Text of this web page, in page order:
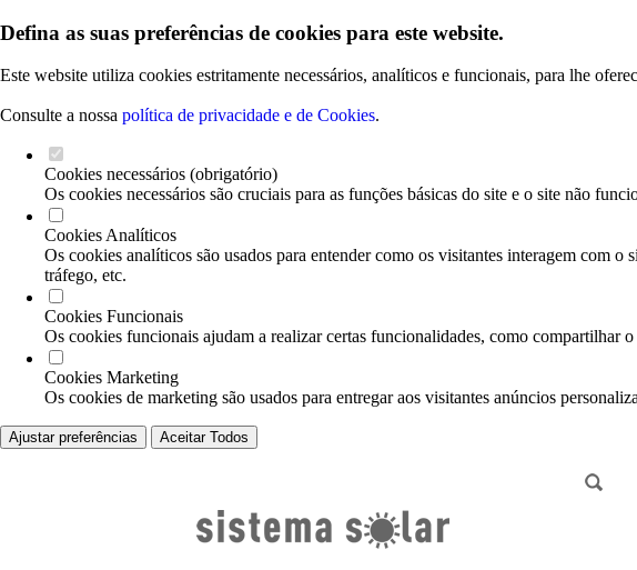
Defina as suas preferências de cookies para este website.
Este website utiliza cookies estritamente necessários, analíticos e funcionais, para lhe
Consulte a nossa política de privacidade e de Cookies.
Cookies necessários (obrigatório)
Os cookies necessários são cruciais para as funções básicas do site e o site não
Cookies Analíticos
Os cookies analíticos são usados para entender como os visitantes interagem com
tráfego, etc.
Cookies Funcionais
Os cookies funcionais ajudam a realizar certas funcionalidades, como compartilhar
Cookies Marketing
Os cookies de marketing são usados para entregar aos visitantes anúncios
Ajustar preferências Aceitar Todos